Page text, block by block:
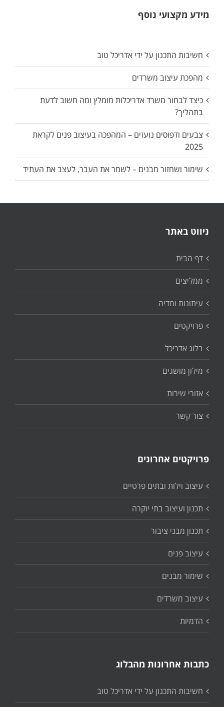
מידע מקצועי נוסף
חשיבות התכנון על ידי אדריכל טוב
מהפכת עיצוב משרדים
כיצד לבחור משרד אדריכלות מומלץ ומה חשוב לדעת
בתהליך?
צבעים ודפוסים נועזים – המהפכה בעיצוב פנים לקראת
2025
שימור ושחזור מבנים – לשמר את העבר, לעצב את העתיד
ניווט באתר
דף הבית
ממליצים
עיתונות ומדיה
פרויקטים
בלוג אדריכל
מילון מושגים
אזורי שירות
צור קשר
פרויקטים אחרונים
עיצוב וילות ובתים פרטיים
תכנון ועיצוב בתי יוקרה
תכנון מבני ציבור
עיצוב פנים
שימור מבנים
עיצוב משרדים
הדמיות
כתבות אחרונות מהבלוג
חשיבות התכנון על ידי אדריכל טוב